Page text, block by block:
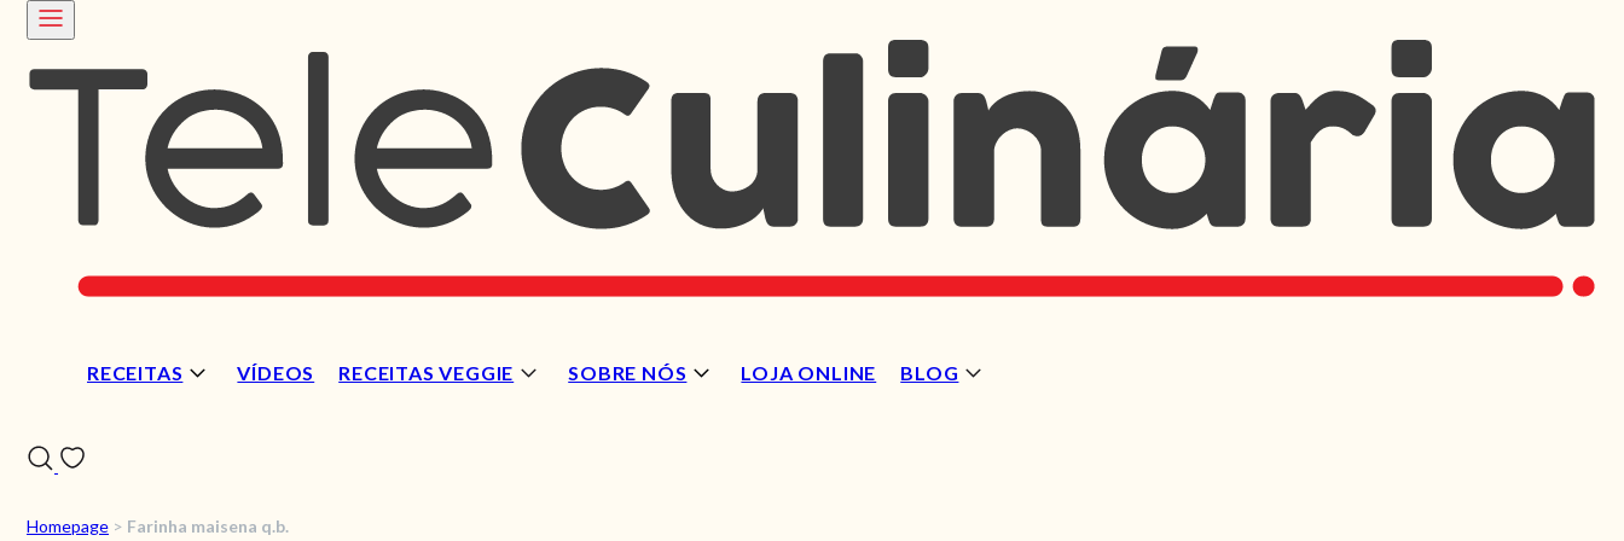
RECEITAS VÍDEOS RECEITAS VEGGIE SOBRE NÓS LOJA ONLINE BLOG
Homepage > Farinha maisena q.b.